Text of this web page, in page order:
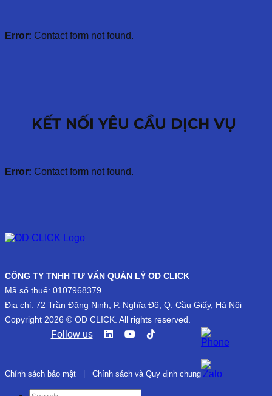
Error: Contact form not found.
KẾT NỐI YÊU CẦU DỊCH VỤ
Error: Contact form not found.
CÔNG TY TNHH TƯ VẤN QUẢN LÝ OD CLICK
Mã số thuế: 0107968379
Địa chỉ: 72 Trần Đăng Ninh, P. Nghĩa Đô, Q. Cầu Giấy, Hà Nội
Copyright 2026 © OD CLICK. All rights reserved.
Follow us
Chính sách bảo mật | Chính sách và Quy định chung